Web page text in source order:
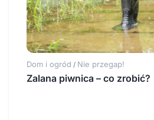
Dom i ogród / Nie przegap!
Zalana piwnica – co zrobić?